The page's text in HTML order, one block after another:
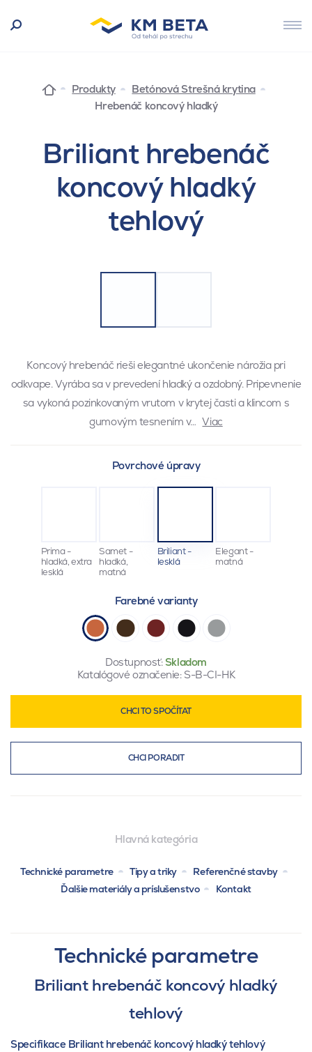
Produkty
Betónová Strešná krytina
Hrebenáč koncový hladký
Briliant hrebenáč
koncový hladký
tehlový
Koncový hrebenáč rieši elegantné ukončenie nárožia pri
odkvape. Vyrába sa v prevedení hladký a ozdobný. Pripevnenie
sa vykoná pozinkovaným vrutom v krytej časti a klincom s
gumovým tesnením v… Viac
Povrchové úpravy
Prima -
hladká, extra
lesklá
Samet -
hladká,
matná
Briliant -
lesklá
Elegant -
matná
Farebné varianty
Dostupnosť:Skladom
Katalógové označenie: S-B-CI-HK
CHCI TO SPOČÍTAT
CHCI PORADIT
Hlavná kategória
Technické parametre Tipy a triky
Referenčné stavby
Ďalšie materiály a príslušenstvo
Kontakt
Technické parametre
Briliant hrebenáč koncový hladký
tehlový
Specifikace Briliant hrebenáč koncový hladký tehlový